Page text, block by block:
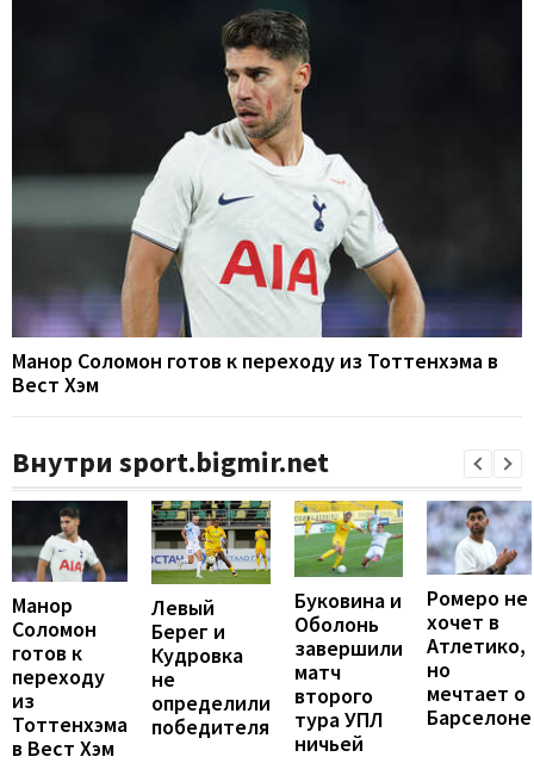
Манор Соломон готов к переходу из Тоттенхэма в
Вест Хэм
Внутри sport.bigmir.net
Манор
Соломон
готов к
переходу
из
Тоттенхэма
в Вест Хэм
Левый
Берег и
Кудровка
не
определили
победителя
Буковина и
Оболонь
завершили
матч
второго
тура УПЛ
ничьей
Ромеро не
хочет в
Атлетико,
но
мечтает о
Барселоне